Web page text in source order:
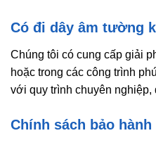
Có đi dây âm tường
Chúng tôi có cung cấp giải
hoặc trong các công trình
với quy trình chuyên nghiệp,
Chính sách bảo hành